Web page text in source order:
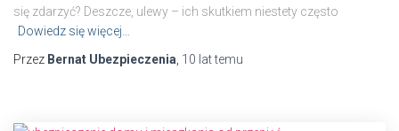
się zdarzyć? Deszcze, ulewy – ich skutkiem niestety często
Dowiedz się więcej…
Przez Bernat Ubezpieczenia 10 lattemu